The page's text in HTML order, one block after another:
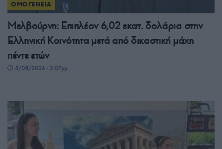
ΟΜΟΓΕΝΕΙΑ
Μελβούρνη: Επιπλέον 6,02 εκατ. δολάρια στην
Ελληνική Κοινότητα μετά από δικαστική μάχη
πέντε ετών
5/08/2026 - 2:07μμ